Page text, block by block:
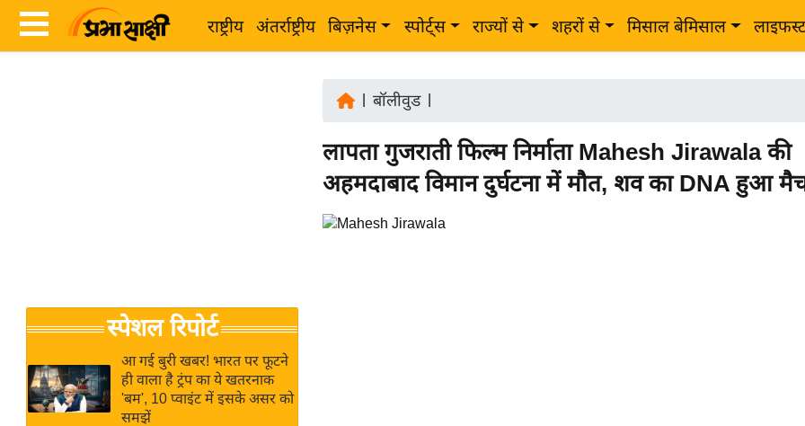
राष्ट्रीय अंतर्राष्ट्रीय बिज़नेस स्पोर्ट्स राज्यों से शहरों से मिसाल बेमिसाल
Breaking
News in
Hindi
Hindi
जगत
राय
बजट
स्पेशल रिपोर्ट
आ गई बुरी खबर! भारत पर फूटने
ही वाला है ट्रंप का ये खतरनाक
'बम', 10 प्वाइंट में इसके असर को
समझें
बॉलीवुड|
लापता गुजराती फिल्म निर्माता Mahesh Jirawala की
अहमदाबाद विमान दुर्घटना में मौत, शव का DNA हुआ